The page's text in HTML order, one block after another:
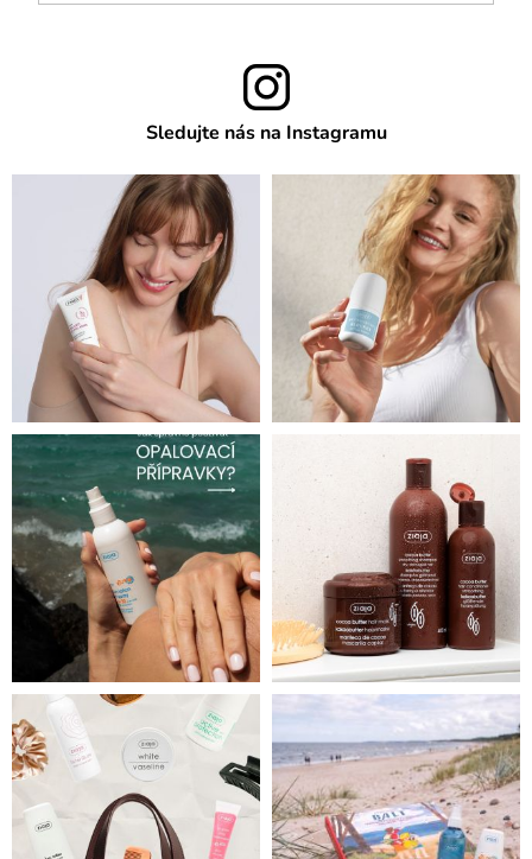
Sledujte nás na Instagramu